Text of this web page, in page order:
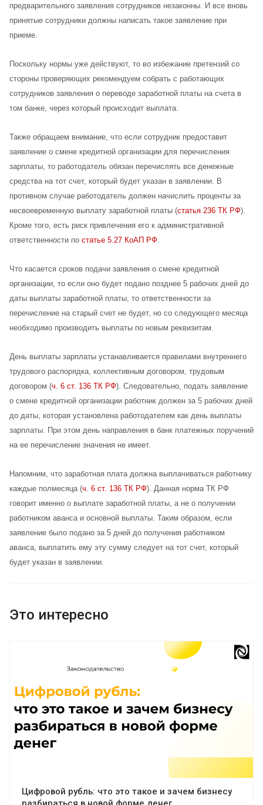
предварительного заявления сотрудников незаконны. И все вновь
принятые сотрудники должны написать такое заявление при
приеме.
Поскольку нормы уже действуют, то во избежание претензий со
стороны проверяющих рекомендуем собрать с работающих
сотрудников заявления о переводе заработной платы на счета в
том банке, через который происходит выплата.
Также обращаем внимание, что если сотрудник предоставит
заявление о смене кредитной организации для перечисления
зарплаты, то работодатель обязан перечислять все денежные
средства на тот счет, который будет указан в заявлении. В
противном случае работодатель должен начислить проценты за
несвоевременную выплату заработной платы (статья 236 ТК РФ).
Кроме того, есть риск привлечения его к административной
ответственности по статье 5.27 КоАП РФ
Что касается сроков подачи заявления о смене кредитной
организации, то если оно будет подано позднее 5 рабочих дней до
даты выплаты заработной платы, то ответственности за
перечисление на старый счет не будет, но со следующего месяца
необходимо производить выплаты по новым реквизитам.
День выплаты зарплаты устанавливается правилами внутреннего
трудового распорядка, коллективным договором, трудовым
договором (ч. 6 ст. 136 ТК РФ). Следовательно, подать заявление
о смене кредитной организации работник должен за 5 рабочих дней
до даты, которая установлена работодателем как день выплаты
зарплаты. При этом день направления в банк платежных поручений
на ее перечисление значения не имеет.
Напомним, что заработная плата должна выплачиваться работнику
каждые полмесяца (ч. 6 ст. 136 ТК РФ). Данная норма ТК РФ
говорит именно о выплате заработной платы, а не о получении
работником аванса и основной выплаты. Таким образом, если
заявление было подано за 5 дней до получения работником
аванса, выплатить ему эту сумму следует на тот счет, который
будет указан в заявлении.
Это интересно
Цифровой рубль: что это такое и зачем бизнесу